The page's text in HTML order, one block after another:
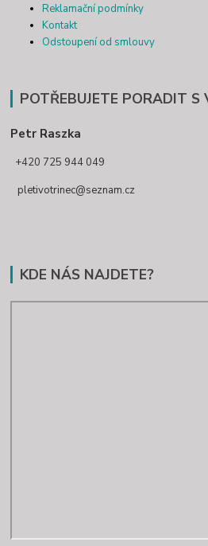
Reklamační podmínky
Kontakt
Odstoupení od smlouvy
POTŘEBUJETE PORADIT S
Petr Raszka
+420 725 944 049
pletivotrinec@seznam.cz
KDE NÁS NAJDETE?